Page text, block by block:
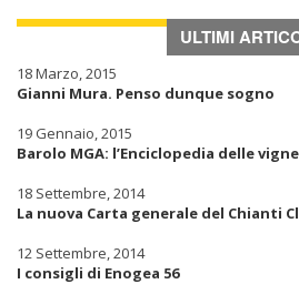
ULTIMI
18 Marzo, 2015
Gianni Mura. Penso dunque sogno
19 Gennaio, 2015
Barolo MGA: l’Enciclopedia delle
18 Settembre, 2014
La nuova Carta generale del Chianti
12 Settembre, 2014
I consigli di Enogea 56